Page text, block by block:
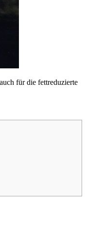
für die fettreduzierte